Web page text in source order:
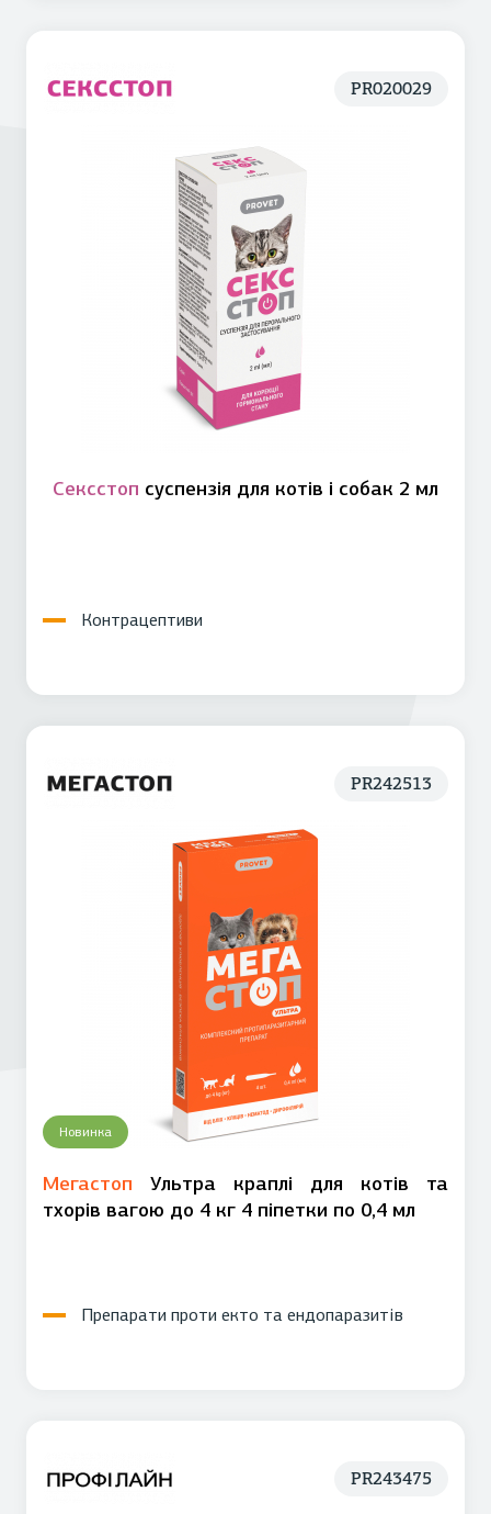
PR020029
Сексстоп суспензія для котів і собак 2 мл
Контрацептиви
PR242513
Новинка
Мегастоп Ультра краплі для котів та
тхорів вагою до 4 кг 4 піпетки по 0,4 мл
Препарати проти екто та ендопаразитів
PR243475